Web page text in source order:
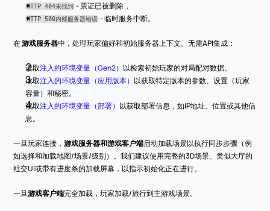
HTTP 404未找到 - 票证已被删除，
HTTP 500内部服务器错误 - 临时服务中断。
在 游戏服务器中，处理玩家偏好和初始服务器上下文。无需API集成：
读取注入的环境变量（Gen2） 以检索初始玩家的对局配对数据。
读取注入的环境变量（应用版本） 以获取特定版本的参数、设置（玩家
容量）和秘密。
读取注入的环境变量（部署） 以获取部署信息，如IP地址、位置或其他信
息。
一旦玩家连接，游戏服务器和游戏客户端启动加载场景以执行同步步骤（例
如选择和加载地图/场景/级别）。我们建议使用完整的3D场景、类似大厅的
社交UI或带有进度条的加载屏幕，以指示初始化正在进行。
一旦游戏客户端完全加载，玩家加载/旅行到主游戏场景。